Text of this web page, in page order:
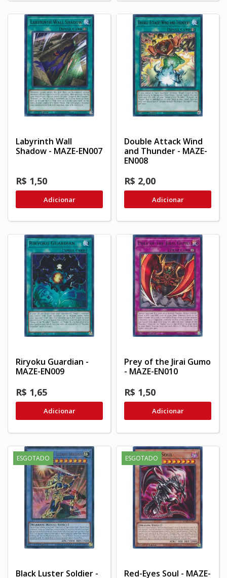
Labyrinth Wall
Shadow - MAZE-EN007
R$ 1,50
Adicionar
Double Attack Wind
and Thunder - MAZE-
EN008
R$ 2,00
Adicionar
Riryoku Guardian -
MAZE-EN009
R$ 1,65
Adicionar
Prey of the Jirai Gumo
- MAZE-EN010
R$ 1,50
Adicionar
ESGOTADO
Black Luster Soldier -
ESGOTADO
Red-Eyes Soul - MAZE-